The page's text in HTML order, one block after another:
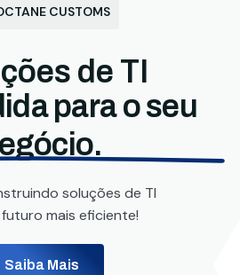
CUSTOMS
de TI
para o seu
soluções de TI
mais eficiente!
Saiba Mais